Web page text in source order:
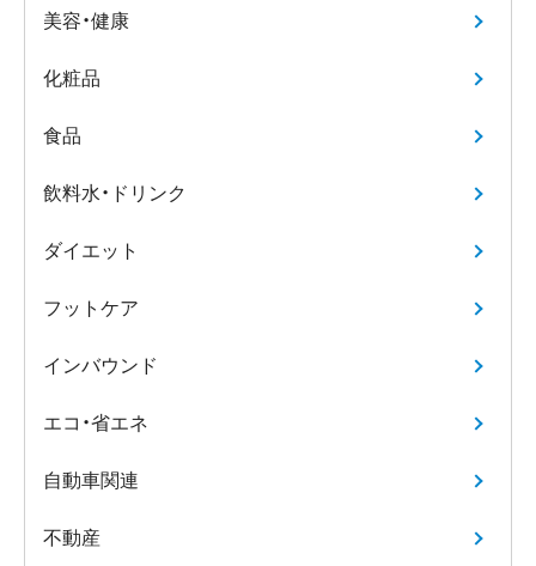
美容・健康
化粧品
食品
飲料水・ドリンク
ダイエット
フットケア
インバウンド
エコ・省エネ
自動車関連
不動産